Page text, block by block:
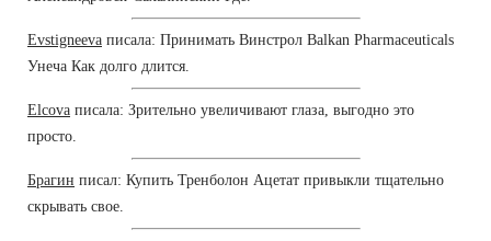
Evstigneeva писала: Принимать Винстрол Balkan Pharmaceuticals
Унеча Как долго длится.
Elcova писала: Зрительно увеличивают глаза, выгодно это
просто.
Брагин писал: Купить Тренболон Ацетат привыкли тщательно
скрывать свое.